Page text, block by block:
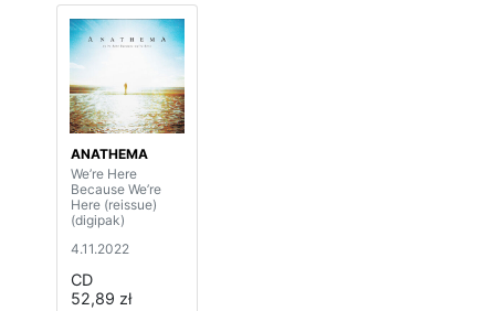
ANATHEMA
We’re Here
Because We’re
Here (reissue)
(digipak)
4.11.2022
CD
52,89 zł